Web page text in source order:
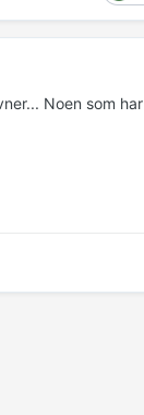
Noen som har